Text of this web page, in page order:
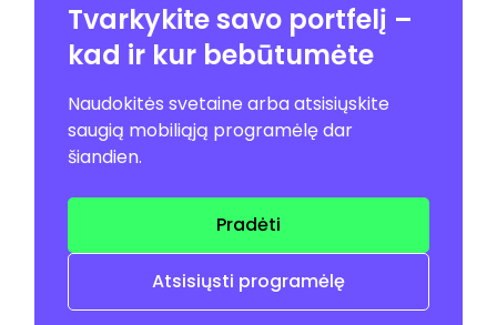
Tvarkykite savo portfelį –
kad ir kur bebūtumėte
Naudokitės svetaine arba atsisiųskite
saugią mobiliąją programėlę dar
šiandien.
Pradėti
Atsisiųsti programėlę